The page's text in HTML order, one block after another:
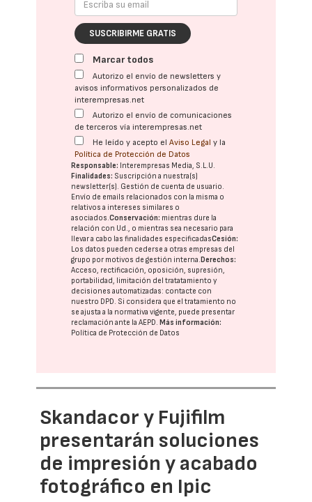
SUSCRIBIRME GRATIS
Marcar todos
Autorizo el envío de newsletters y
avisos informativos personalizados de
interempresas.net
Autorizo el envío de comunicaciones
de terceros vía interempresas.net
He leído y acepto elAviso Legal y la
Política de Protección de Datos
Responsable: Interempresas Media, S.L.U.
Finalidades: Suscripción a nuestra(s)
newsletter(s). Gestión de cuenta de usuario.
Envío de emails relacionados con la misma o
relativos a intereses similares o
asociados.Conservación: mientras dure la
relación con Ud., o mientras sea necesario para
llevar a cabo las finalidades especificadasCesión:
Los datos pueden cederse a otras empresas del
grupo por motivos de gestión interna.Derechos:
Acceso, rectificación, oposición, supresión,
portabilidad, limitación del tratatamiento y
decisiones automatizadas: contacte con
nuestro DPD. Si considera que el tratamiento no
se ajusta a la normativa vigente, puede presentar
reclamación ante laAEPD.Más información:
Política de Protección de Datos
Skandacor y Fujifilm
presentarán soluciones
de impresión y acabado
fotográfico en Ipic